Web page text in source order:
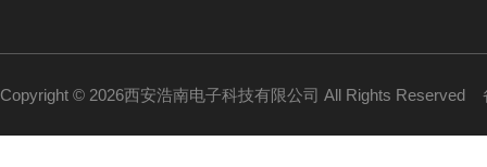
Copyright © 2026西安浩南电子科技有限公司 All Rights Reserved